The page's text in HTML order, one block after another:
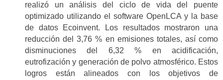
realizó un análisis del ciclo de vida del puente
optimizado utilizando el software OpenLCA y la base
de datos Ecoinvent. Los resultados mostraron una
reducción del 3,76 % en emisiones totales, así como
disminuciones del 6,32 % en acidificación,
eutrofización y generación de polvo atmosférico. Estos
logros están alineados con los objetivos de